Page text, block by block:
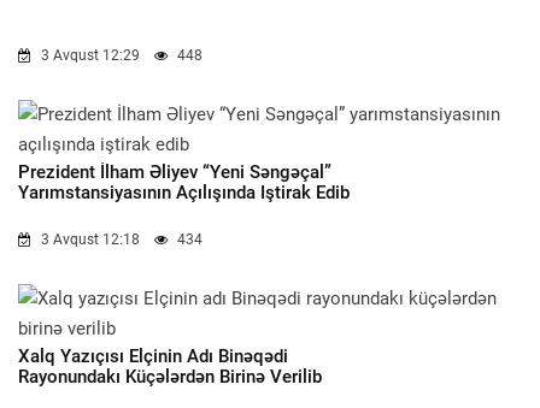
3 Avqust 12:29 448
Prezident İlham Əliyev “Yeni Səngəçal”
Yarımstansiyasının Açılışında Iştirak Edib
3 Avqust 12:18 434
Xalq Yazıçısı Elçinin Adı Binəqədi
Rayonundakı Küçələrdən Birinə Verilib